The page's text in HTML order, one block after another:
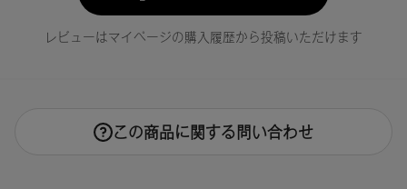
レビューはマイページの購入履歴から投稿いただけます
この商品に関する問い合わせ